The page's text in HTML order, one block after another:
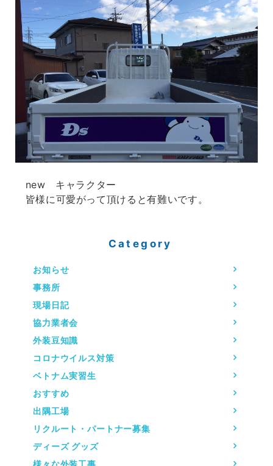
new キャラクター
皆様に可愛がって頂けると有難いです。
Category
お知らせ
事務所
現場日記
協力業者会
外装豆知識
コロナウイルス対策
ベトナム実習生
おすすめ
出隅工場
リクルート・パートナー募集
ディーズ グッズ
様々な外装工事